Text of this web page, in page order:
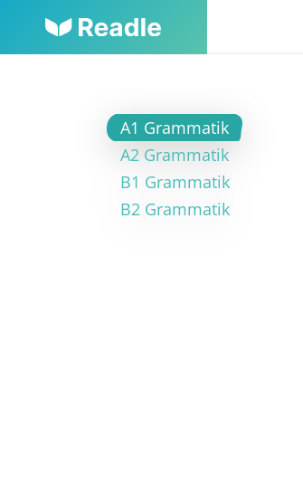
A1 Grammatik
A2 Grammatik
B1 Grammatik
B2 Grammatik